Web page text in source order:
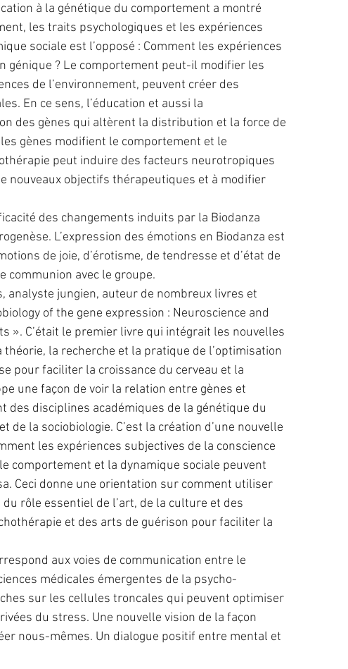
à la génétique du comportement a montré
les traits psychologiques et les expériences
sociale est l’opposé : Comment les expériences
génique ? Le comportement peut-il modifier les
de l’environnement, peuvent créer des
En ce sens, l’éducation et aussi la
des gènes qui altèrent la distribution et la force de
gènes modifient le comportement et le
peut induire des facteurs neurotropiques
nouveaux objectifs thérapeutiques et à modifier
des changements induits par la Biodanza
L’expression des émotions en Biodanza est
de joie, d’érotisme, de tendresse et d’état de
communion avec le groupe.
analyste jungien, auteur de nombreux livres et
of the gene expression : Neuroscience and
». C’était le premier livre qui intégrait les nouvelles
la recherche et la pratique de l’optimisation
pour faciliter la croissance du cerveau et la
une façon de voir la relation entre gènes et
disciplines académiques de la génétique du
la sociobiologie. C’est la création d’une nouvelle
les expériences subjectives de la conscience
comportement et la dynamique sociale peuvent
Ceci donne une orientation sur comment utiliser
rôle essentiel de l’art, de la culture et des
et des arts de guérison pour faciliter la
aux voies de communication entre le
médicales émergentes de la psycho-
sur les cellules troncales qui peuvent optimiser
du stress. Une nouvelle vision de la façon
nous-mêmes. Un dialogue positif entre mental et